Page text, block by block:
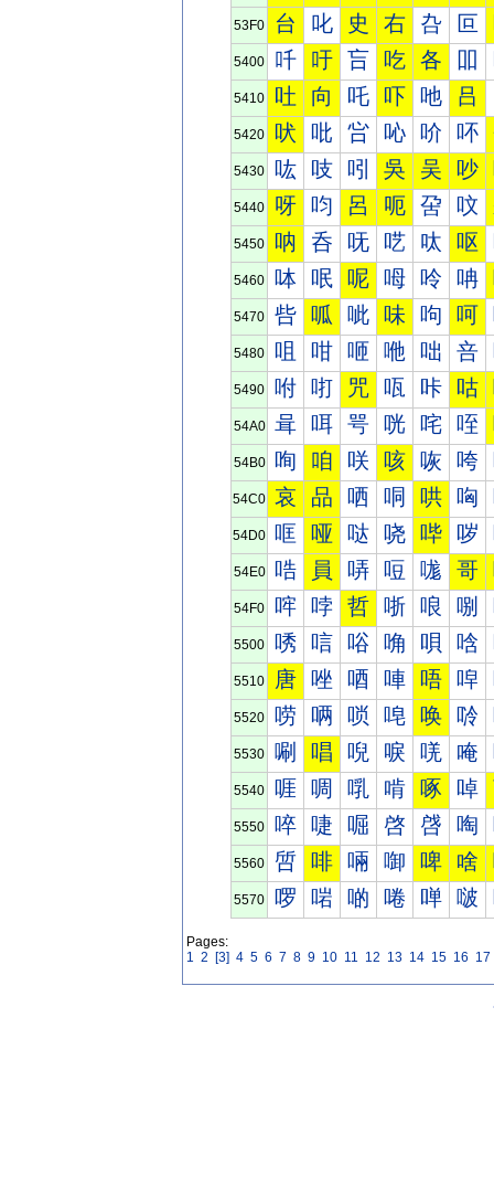
53F0 台 叱 史 右 叴 叵
5400 吀 吁 吂 吃 各 吅
5410 吐 向 吒 吓 吔 吕
5420 吠 吡 吢 吣 吤 吥
5430 吰 吱 吲 吳 吴 吵
5440 呀 呁 呂 呃 呄 呅
5450 呐 呑 呒 呓 呔 呕
5460 呠 呡 呢 呣 呤 呥
5470 呰 呱 呲 味 呴 呵
5480 咀 咁 咂 咃 咄 咅
5490 咐 咑 咒 咓 咔 咕
54A0 咠 咡 咢 咣 咤 咥
54B0 咰 咱 咲 咳 咴 咵
54C0 哀 品 哂 哃 哄 哅
54D0 哐 哑 哒 哓 哔 哕
54E0 哠 員 哢 哣 哤 哥
54F0 哰 哱 哲 哳 哴 哵
5500 唀 唁 唂 唃 唄 唅
5510 唐 唑 唒 唓 唔 唕
5520 唠 唡 唢 唣 唤 唥
5530 唰 唱 唲 唳 唴 唵
5540 啀 啁 啂 啃 啄 啅
5550 啐 啑 啒 啓 啔 啕
5560 啠 啡 啢 啣 啤 啥
5570 啰 啱 啲 啳 啴 啵
Pages:
1 2 [3] 4 5 6 7 8 9 10 11 12 13 14 15 16 17